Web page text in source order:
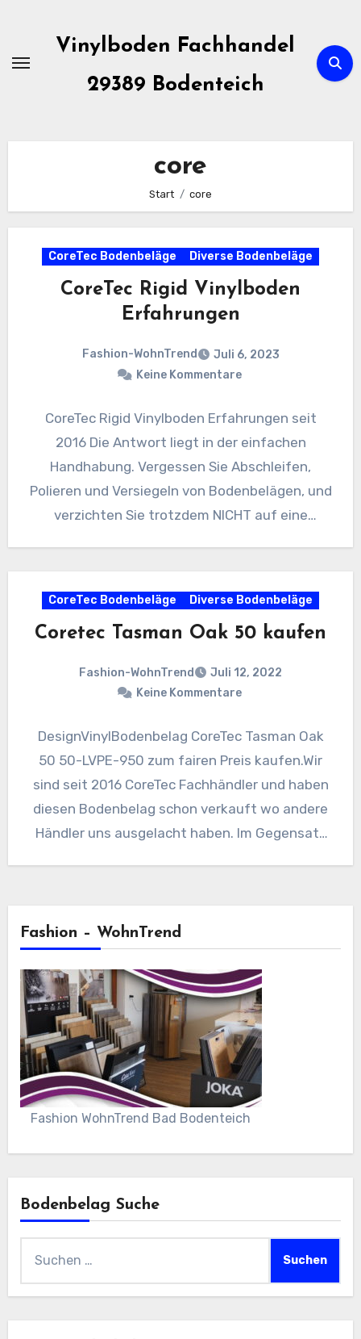
springen
Vinylboden Fachhandel
29389 Bodenteich
core
Start core
CoreTec Bodenbeläge Diverse Bodenbeläge
CoreTec Rigid Vinylboden
Erfahrungen
Fashion-WohnTrend
Juli 6, 2023
Keine Kommentare
CoreTec Rigid Vinylboden Erfahrungen seit
2016 Die Antwort liegt in der einfachen
Handhabung. Vergessen Sie Abschleifen,
Polieren und Versiegeln von Bodenbelägen, und
verzichten Sie trotzdem NICHT auf eine
CoreTec Bodenbeläge Diverse Bodenbeläge
Coretec Tasman Oak 50 kaufen
Fashion-WohnTrend
Juli 12, 2022
Keine Kommentare
DesignVinylBodenbelag CoreTec Tasman Oak
50 50-LVPE-950 zum fairen Preis kaufen.Wir
sind seit 2016 CoreTec Fachhändler und haben
diesen Bodenbelag schon verkauft wo andere
Händler uns ausgelacht haben. Im Gegensatz
Fashion – WohnTrend
Fashion WohnTrend Bad Bodenteich
Bodenbelag Suche